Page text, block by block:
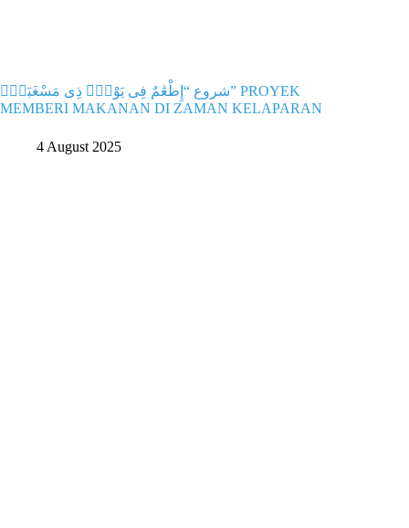
شروع “إِطْعَٰمٌ فِى يَوْمٍۢ ذِى مَسْغَبَةٍۢ” PROYEK
MEMBERI MAKANAN DI ZAMAN KELAPARAN
4 August 2025